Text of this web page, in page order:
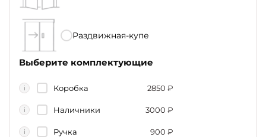
Раздвижная-купе
Выберите комплектующие
i Коробка 2850 ₽
i Наличники 3000 ₽
i Ручка 900 ₽